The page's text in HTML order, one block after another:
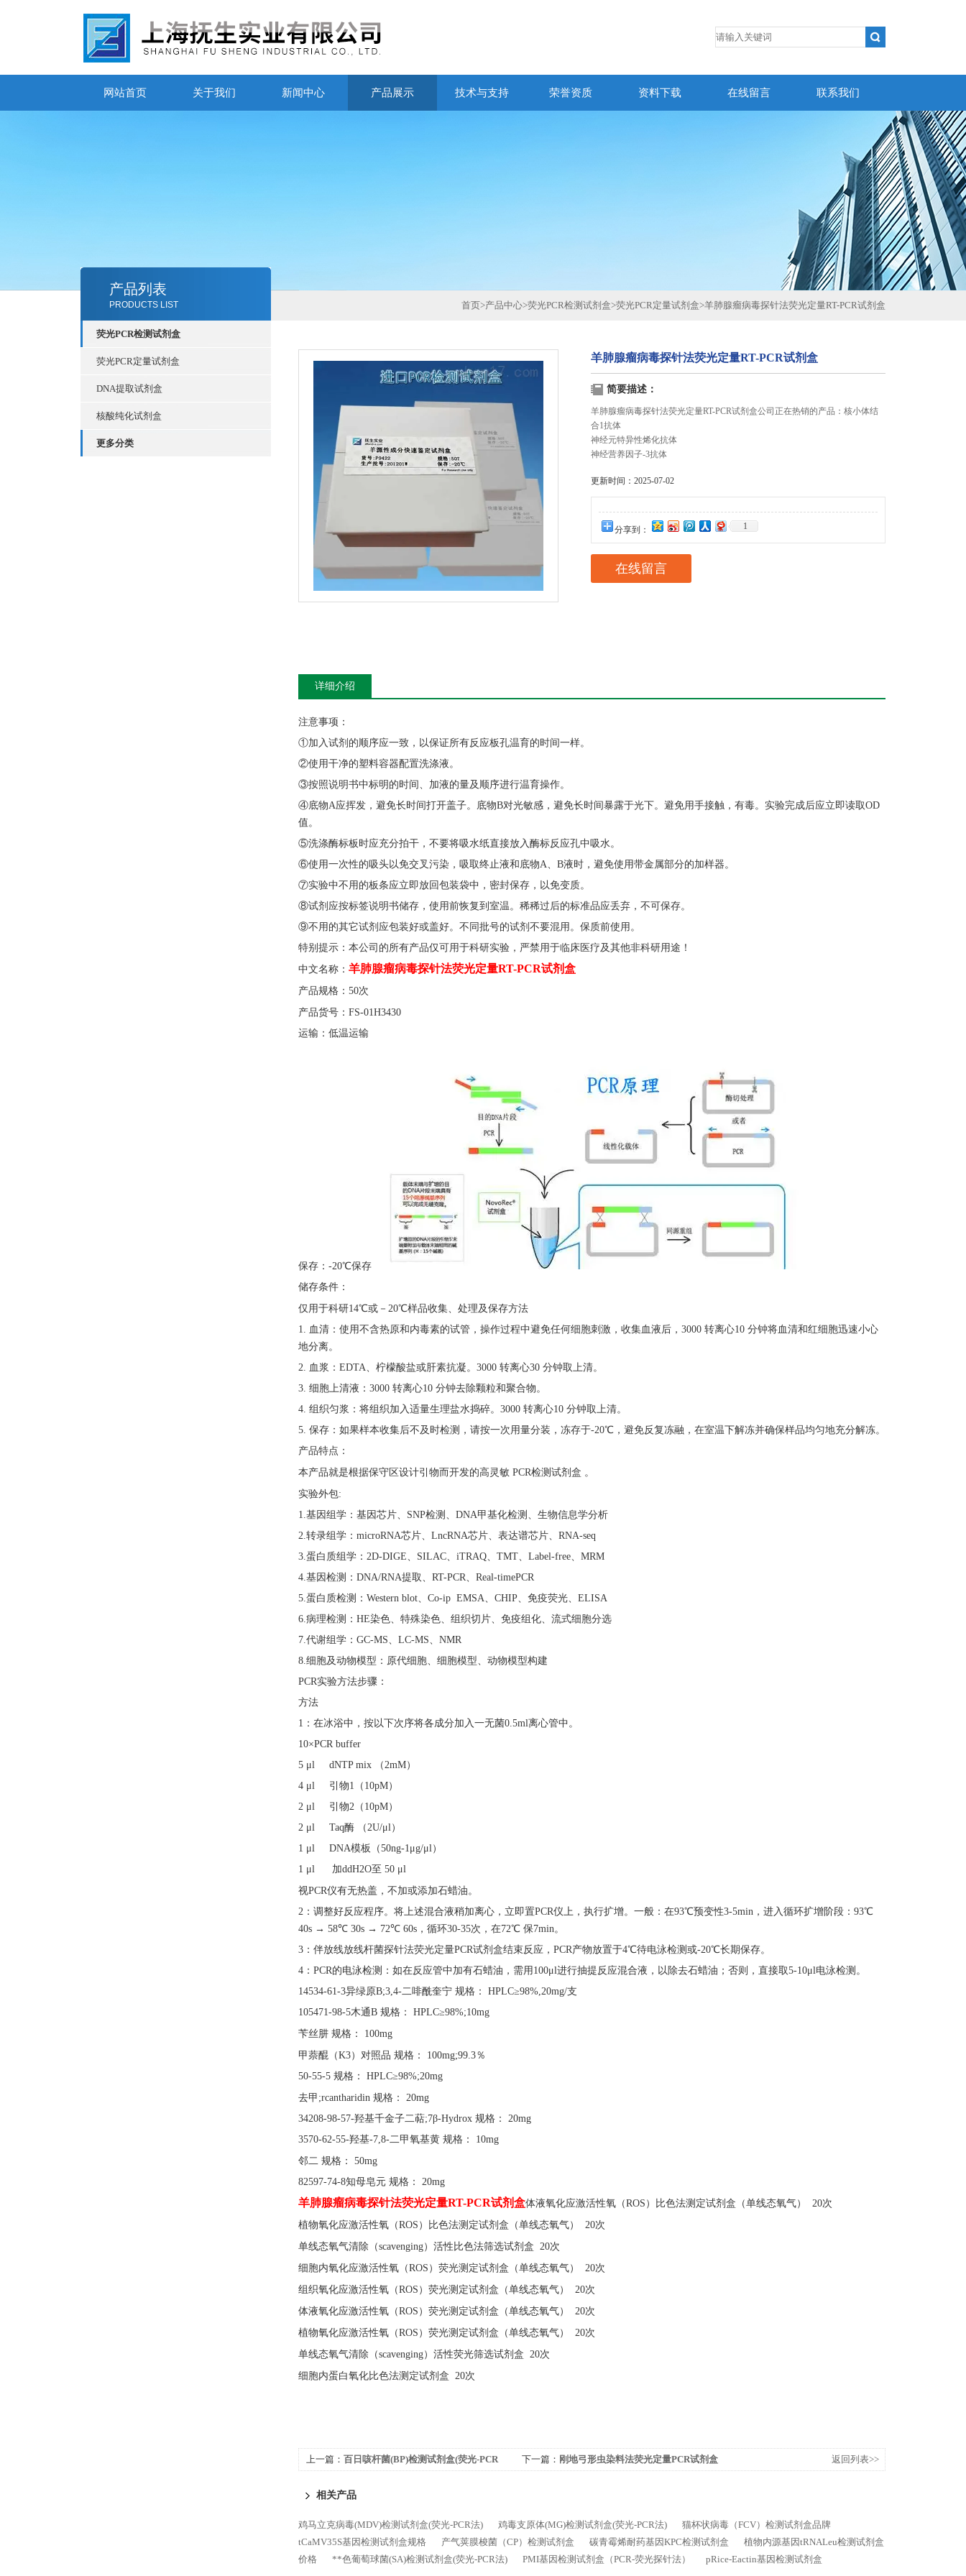
网站首页 关于我们 新闻中心 产品展示 技术与支持 荣誉资质 资料下载 在线留言 联系我们
产品列表
PRODUCTS LIST
荧光PCR检测试剂盒
荧光PCR定量试剂盒
DNA提取试剂盒
核酸纯化试剂盒
更多分类
首页>产品中心>荧光PCR检测试剂盒>荧光PCR定量试剂盒>羊肺腺瘤病毒探针法荧光定量RT-PCR试剂盒
羊肺腺瘤病毒探针法荧光定量RT-PCR试剂盒
简要描述：
羊肺腺瘤病毒探针法荧光定量RT-PCR试剂盒公司正在热销的产品：核小体结
合1抗体
神经元特异性烯化抗体
神经营养因子-3抗体
更新时间：2025-07-02
分享到： 1
在线留言
详细介绍
注意事项：
①加入试剂的顺序应一致，以保证所有反应板孔温育的时间一样。
②使用干净的塑料容器配置洗涤液。
③按照说明书中标明的时间、加液的量及顺序进行温育操作。
④底物A应挥发，避免长时间打开盖子。底物B对光敏感，避免长时间暴露于光下。避免用手接触，有毒。实验完成后应立即读取OD
值。
⑤洗涤酶标板时应充分拍干，不要将吸水纸直接放入酶标反应孔中吸水。
⑥使用一次性的吸头以免交叉污染，吸取终止液和底物A、B液时，避免使用带金属部分的加样器。
⑦实验中不用的板条应立即放回包装袋中，密封保存，以免变质。
⑧试剂应按标签说明书储存，使用前恢复到室温。稀稀过后的标准品应丢弃，不可保存。
⑨不用的其它试剂应包装好或盖好。不同批号的试剂不要混用。保质前使用。
特别提示：本公司的所有产品仅可用于科研实验，严禁用于临床医疗及其他非科研用途！
中文名称： 羊肺腺瘤病毒探针法荧光定量RT-PCR试剂盒
产品规格： 50次
产品货号： FS-01H3430
运输：低温运输
保存： -20℃保存
储存条件：
仅用于科研14℃或－20℃样品收集、处理及保存方法
1. 血清：使用不含热原和内毒素的试管，操作过程中避免任何细胞刺激，收集血液后，3000 转离心10 分钟将血清和红细胞迅速小心
地分离。
2. 血浆：EDTA、柠檬酸盐或肝素抗凝。3000 转离心30 分钟取上清。
3. 细胞上清液：3000 转离心10 分钟去除颗粒和聚合物。
4. 组织匀浆：将组织加入适量生理盐水捣碎。3000 转离心10 分钟取上清。
5. 保存：如果样本收集后不及时检测，请按一次用量分装，冻存于-20℃，避免反复冻融，在室温下解冻并确保样品均匀地充分解冻。
产品特点：
本产品就是根据保守区设计引物而开发的高灵敏 PCR检测试剂盒 。
实验外包:
1.基因组学：基因芯片、SNP检测、DNA甲基化检测、生物信息学分析
2.转录组学：microRNA芯片、LncRNA芯片、表达谱芯片、RNA-seq
3.蛋白质组学：2D-DIGE、SILAC、iTRAQ、TMT、Label-free、MRM
4.基因检测：DNA/RNA提取、RT-PCR、Real-timePCR
5.蛋白质检测：Western blot、Co-ip EMSA、CHIP、免疫荧光、ELISA
6.病理检测：HE染色、特殊染色、组织切片、免疫组化、流式细胞分选
7.代谢组学：GC-MS、LC-MS、NMR
8.细胞及动物模型：原代细胞、细胞模型、动物模型构建
PCR实验方法步骤：
方法
1：在冰浴中，按以下次序将各成分加入一无菌0.5ml离心管中。
10×PCR buffer
5 μl dNTP mix （2mM）
4 μl 引物1（10pM）
2 μl 引物2（10pM）
2 μl Taq酶 （2U/μl）
1 μl DNA模板（50ng-1μg/μl）
1 μl 加ddH2O至 50 μl
视PCR仪有无热盖，不加或添加石蜡油。
2：调整好反应程序。将上述混合液稍加离心，立即置PCR仪上，执行扩增。一般：在93℃预变性3-5min，进入循环扩增阶段：93℃
40s → 58℃ 30s → 72℃ 60s，循环30-35次，在72℃ 保7min。
3：伴放线放线杆菌探针法荧光定量PCR试剂盒结束反应，PCR产物放置于4℃待电泳检测或-20℃长期保存。
4：PCR的电泳检测：如在反应管中加有石蜡油，需用100μl进行抽提反应混合液，以除去石蜡油；否则，直接取5-10μl电泳检测。
14534-61-3异绿原B;3,4-二啡酰奎宁 规格： HPLC≥98%,20mg/支
105471-98-5木通B 规格： HPLC≥98%;10mg
苄丝肼 规格： 100mg
甲萘醌（K3）对照品 规格： 100mg;99.3％
50-55-5 规格： HPLC≥98%;20mg
去甲 ;rcantharidin 规格： 20mg
34208-98-57-羟基千金子二萜;7β-Hydrox 规格： 20mg
3570-62-55-羟基-7,8-二甲氧基黄 规格： 10mg
邻二 规格：
50mg
82597-74-8知母皂元 规格： 20mg
羊肺腺瘤病毒探针法荧光定量RT-PCR试剂盒体液氧化应激活性氧（ROS）比色法测定试剂盒（单线态氧气） 20次
植物氧化应激活性氧（ROS）比色法测定试剂盒（单线态氧气） 20次
单线态氧气清除（scavenging）活性比色法筛选试剂盒 20次
细胞内氧化应激活性氧（ROS）荧光测定试剂盒（单线态氧气） 20次
组织氧化应激活性氧（ROS）荧光测定试剂盒（单线态氧气） 20次
体液氧化应激活性氧（ROS）荧光测定试剂盒（单线态氧气） 20次
植物氧化应激活性氧（ROS）荧光测定试剂盒（单线态氧气） 20次
单线态氧气清除（scavenging）活性荧光筛选试剂盒 20次
细胞内蛋白氧化比色法测定试剂盒 20次
上一篇： 百日咳杆菌(BP)检测试剂盒(荧光-PCR
下一篇： 刚地弓形虫染料法荧光定量PCR试剂盒
返回列表>>
相关产品
鸡马立克病毒(MDV)检测试剂盒(荧光-PCR法) 鸡毒支原体(MG)检测试剂盒(荧光-PCR法)
猫杯状病毒（FCV）检测试剂盒品牌
tCaMV35S基因检测试剂盒规格
产气荚膜梭菌（CP）检测试剂盒 碳青霉烯耐药基因KPC检测试剂盒
植物内源基因tRNALeu检测试剂盒
价格
**色葡萄球菌(SA)检测试剂盒(荧光-PCR法) PMI基因检测试剂盒（PCR-荧光探针法） pRice-Eactin基因检测试剂盒